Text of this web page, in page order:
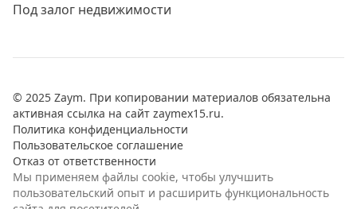
Под залог недвижимости
© 2025 Zaym. При копировании материалов обязательна
активная ссылка на сайт zaymex15.ru.
Политика конфиденциальности
Пользовательское соглашение
Отказ от ответственности
Мы применяем файлы cookie, чтобы улучшить
пользовательский опыт и расширить функциональность